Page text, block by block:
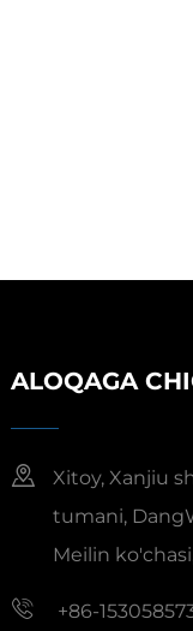
ALOQAGA
Xitoy, Xanjiu
tumani,
Meilin
+86-